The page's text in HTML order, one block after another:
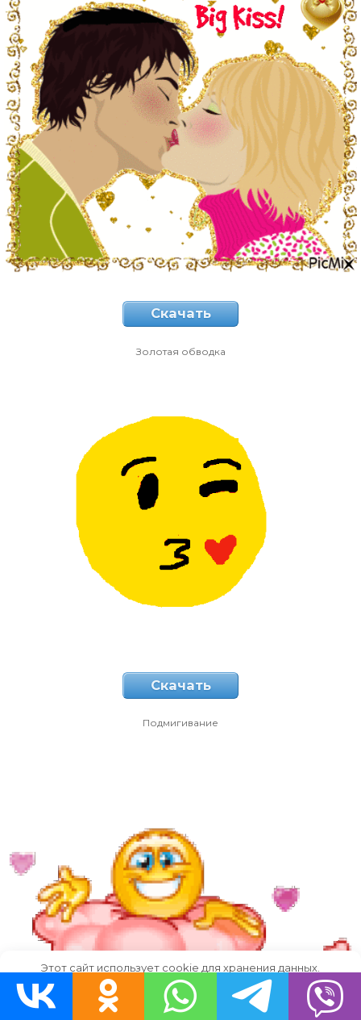
Скачать
Золотая обводка
Скачать
Подмигивание
Этот сайт использует cookie для хранения данных.
Продолжая использовать сайт, Вы даете свое согласие на
работу с этими файлами.
OK